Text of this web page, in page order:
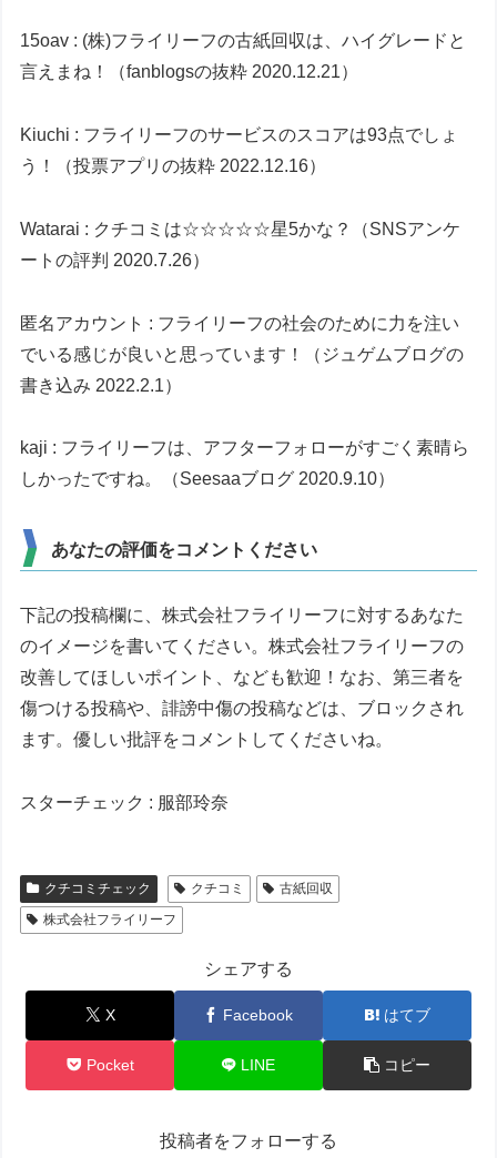
15oav : (株)フライリーフの古紙回収は、ハイグレードと
言えまね！（fanblogsの抜粋 2020.12.21）
Kiuchi : フライリーフのサービスのスコアは93点でしょ
う！（投票アプリの抜粋 2022.12.16）
Watarai : クチコミは☆☆☆☆☆星5かな？（SNSアンケ
ートの評判 2020.7.26）
匿名アカウント : フライリーフの社会のために力を注い
でいる感じが良いと思っています！（ジュゲムブログの
書き込み 2022.2.1）
kaji : フライリーフは、アフターフォローがすごく素晴ら
しかったですね。（Seesaaブログ 2020.9.10）
あなたの評価をコメントください
下記の投稿欄に、株式会社フライリーフに対するあなた
のイメージを書いてください。株式会社フライリーフの
改善してほしいポイント、なども歓迎！なお、第三者を
傷つける投稿や、誹謗中傷の投稿などは、ブロックされ
ます。優しい批評をコメントしてくださいね。
スターチェック : 服部玲奈
クチコミチェック クチコミ
古紙回収
株式会社フライリーフ
シェアする
X Facebook はてブ
Pocket LINE コピー
投稿者をフォローする